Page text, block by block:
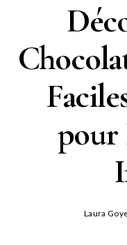
pour
Laura